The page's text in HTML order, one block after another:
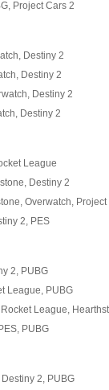
Project Cars 2
Destiny 2
Destiny 2
Destiny 2
Destiny 2
League
Destiny 2
Overwatch, Project
2, PES
2, PUBG
League, PUBG
League,
PUBG
2, PUBG